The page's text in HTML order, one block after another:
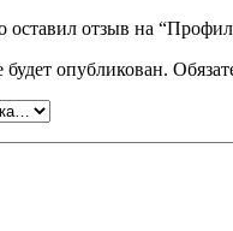
оставил отзыв на
опубликован.